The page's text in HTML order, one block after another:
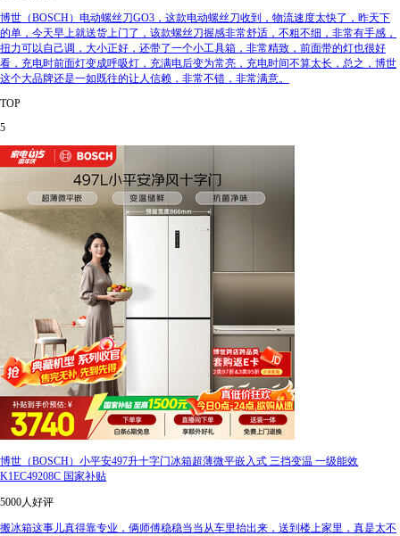
博世（BOSCH）电动螺丝刀GO3，这款电动螺丝刀收到，物流速度太快了，昨天下
的单，今天早上就送货上门了，该款螺丝刀握感非常舒适，不粗不细，非常有手感，
扭力可以自己调，大小正好，还带了一个小工具箱，非常精致，前面带的灯也很好
看，充电时前面灯变成呼吸灯，充满电后变为常亮，充电时间不算太长，总之，博世
这个大品牌还是一如既往的让人信赖，非常不错，非常满意。
TOP
5
博世（BOSCH）小平安497升十字门冰箱超薄微平嵌入式 三挡变温 一级能效
K1EC49208C 国家补贴
5000人好评
搬冰箱这事儿真得靠专业，俩师傅稳稳当当从车里抬出来，送到楼上家里，真是太不